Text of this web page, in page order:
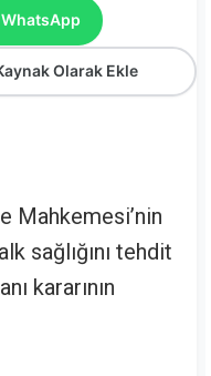
WhatsApp
Olarak Ekle
Mahkemesi’nin
sağlığını tehdit
kararının